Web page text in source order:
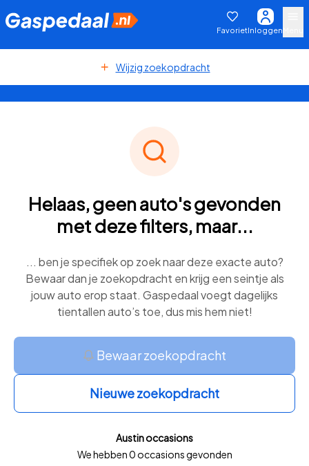
FavorietInloggen
Wijzig zoekopdracht
Helaas, geen auto's gevonden
met deze filters, maar...
... ben je specifiek op zoek naar deze exacte auto?
Bewaar dan je zoekopdracht en krijg een seintje als
jouw auto erop staat. Gaspedaal voegt dagelijks
tientallen auto’s toe, dus mis hem niet!
Bewaar zoekopdracht
Nieuwe zoekopdracht
Austin occasions
We hebben 0 occasions gevonden